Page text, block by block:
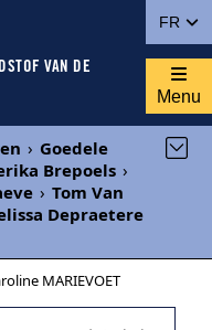
FR
VAN DE
Menu
› Goedele
Brepoels ›
› Tom Van
Depraetere
MARIEVOET